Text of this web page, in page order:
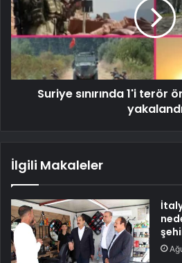
Suriye sınırında 1'i terör
İlgili Makaleler